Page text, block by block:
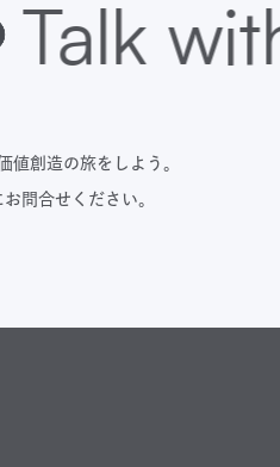
値創造の旅をしよう。
問合せください。